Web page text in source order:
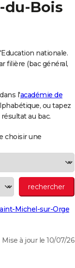
du-Bois
nationale.
filière (bac général,
dans l'académie de
ou tapez
au bac.
choisir une
Michel-sur-Orge
Mise à jour le 10/07/26